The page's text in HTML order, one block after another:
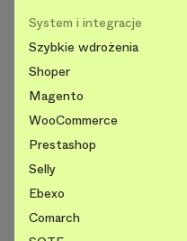
System i integracje
Szybkie wdrożenia
Shoper
Magento
WooCommerce
Prestashop
Selly
Ebexo
Comarch